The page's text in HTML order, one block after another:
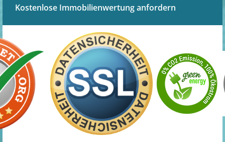
Kostenlose Immobilienwertung anfordern